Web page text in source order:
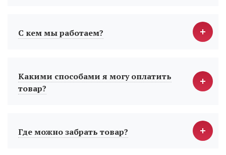
С кем мы работаем?
Какими способами я могу оплатить
товар?
Где можно забрать товар?